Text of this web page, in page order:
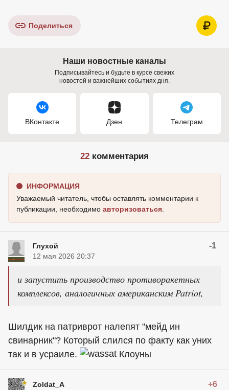
Поделиться
Наши новостные каналы
Подписывайтесь и будьте в курсе свежих
новостей и важнейших событиях дня.
ВКонтакте Дзен Телеграм
22 комментария
ИНФОРМАЦИЯ
Уважаемый читатель, чтобы оставлять комментарии к
публикации, необходимо авторизоваться
Глухой -1
12 мая 2026 20:37
и запустить производство противоракетных
комплексов, аналогичных американским Patriot,
Шилдик на патриврот налепят "мейд ин
свинарник"? Который слился по факту как уних
так и в усраиле.
Клоуны
Zoldat_A +6